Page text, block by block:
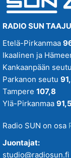
RADIO SUN
Etelä-Pirkanmaa
Ikaalinen ja
Kankaanpään seutu
Parkanon seutu
Tampere 107,8
Ylä-Pirkanmaa 91,5
Radio SUN on osa
Juontajat:
studio@radiosun.fi